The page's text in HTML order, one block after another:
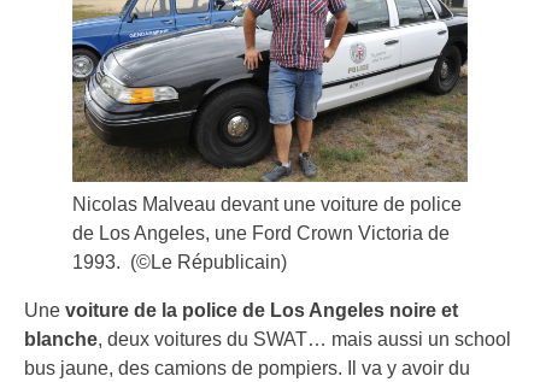
Nicolas Malveau devant une voiture de police
de Los Angeles, une Ford Crown Victoria de
1993. (©Le Républicain)
Une voiture de la police de Los Angeles noire et
blanche, deux voitures du SWAT… mais aussi un school
bus jaune, des camions de pompiers. Il va y avoir du